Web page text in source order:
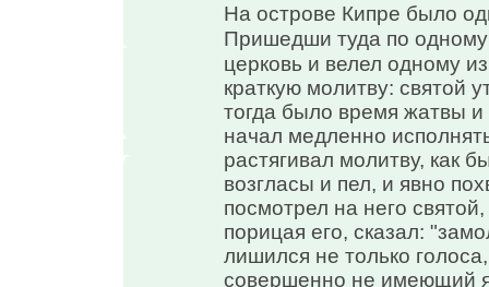
На острове Кипре было
Пришедши туда по
церковь и велел одному
краткую молитву: святой
тогда было время жатвы
начал медленно
растягивал молитву, как
возгласы и пел, и явно
посмотрел на него
порицая его, сказал:
лишился не только
совершенно не имеющий